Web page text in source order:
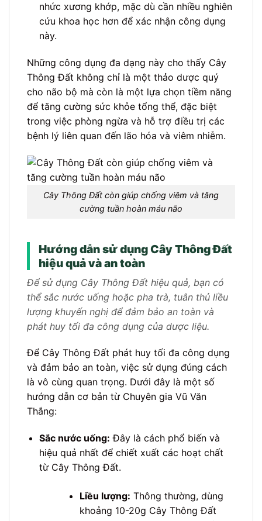
nhức xương khớp, mặc dù cần nhiều nghiên
cứu khoa học hơn để xác nhận công dụng
này.
Những công dụng đa dạng này cho thấy Cây
Thông Đất không chỉ là một thảo dược quý
cho não bộ mà còn là một lựa chọn tiềm năng
để tăng cường sức khỏe tổng thể, đặc biệt
trong việc phòng ngừa và hỗ trợ điều trị các
bệnh lý liên quan đến lão hóa và viêm nhiễm.
Cây Thông Đất còn giúp chống viêm và tăng
cường tuần hoàn máu não
Hướng dẫn sử dụng Cây Thông Đất
hiệu quả và an toàn
Để sử dụng Cây Thông Đất hiệu quả, bạn có
thể sắc nước uống hoặc pha trà, tuân thủ liều
lượng khuyến nghị để đảm bảo an toàn và
phát huy tối đa công dụng của dược liệu.
Để Cây Thông Đất phát huy tối đa công dụng
và đảm bảo an toàn, việc sử dụng đúng cách
là vô cùng quan trọng. Dưới đây là một số
hướng dẫn cơ bản từ Chuyên gia Vũ Văn
Thắng:
Sắc nước uống: Đây là cách phổ biến và
hiệu quả nhất để chiết xuất các hoạt chất
từ Cây Thông Đất.
Liều lượng: Thông thường, dùng
khoảng 10-20g Cây Thông Đất